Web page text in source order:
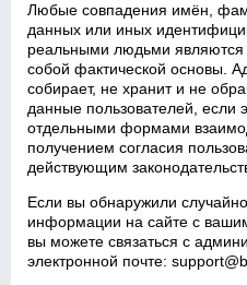
Любые совпадения имён,
данных или иных
реальными людьми
собой фактической основы.
собирает, не хранит и не
данные пользователей, если
отдельными формами
получением согласия
действующим
Если вы обнаружили
информации на сайте с
вы можете связаться с
электронной почте: